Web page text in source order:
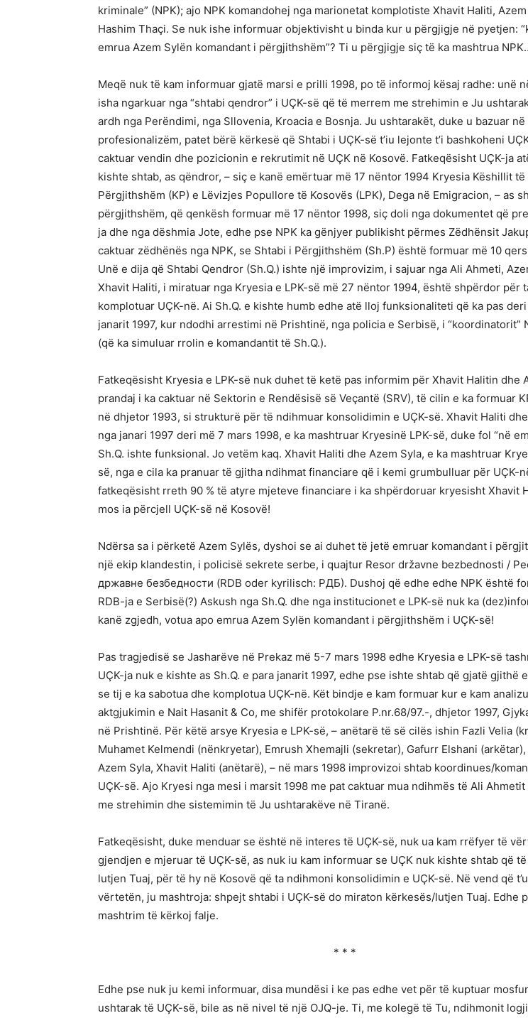
kriminale” (NPK); ajo NPK komandohej nga marionetat komplotiste Xhavit Haliti, Azem
Hashim Thaçi. Se nuk ishe informuar objektivisht u binda kur u përgjigje në pyetjen:
emrua Azem Sylën komandant i përgjithshëm”? Ti u përgjigje siç të ka mashtrua
Meqë nuk të kam informuar gjatë marsi e prilli 1998, po të informoj kësaj radhe: unë
isha ngarkuar nga “shtabi qendror” i UÇK-së që të merrem me strehimin e Ju
ardh nga Perëndimi, nga Sllovenia, Kroacia e Bosnja. Ju ushtarakët, duke u bazuar në
profesionalizëm, patet bërë kërkesë që Shtabi i UÇK-së t’iu lejonte t’i bashkoheni
caktuar vendin dhe pozicionin e rekrutimit në UÇK në Kosovë. Fatkeqësisht UÇK-ja
kishte shtab, as qëndror, – siç e kanë emërtuar më 17 nëntor 1994 Kryesia Këshillit të
Përgjithshëm (KP) e Lëvizjes Popullore të Kosovës (LPK), Dega në Emigracion, – as
përgjithshëm, që qenkësh formuar më 17 nëntor 1998, siç doli nga dokumentet që
ja dhe nga dëshmia Jote, edhe pse NPK ka gënjyer publikisht përmes Zëdhënsit
caktuar zëdhënës nga NPK, se Shtabi i Përgjithshëm (Sh.P) është formuar më 10
Unë e dija që Shtabi Qendror (Sh.Q.) ishte një improvizim, i sajuar nga Ali Ahmeti,
Xhavit Haliti, i miratuar nga Kryesia e LPK-së më 27 nëntor 1994, është shpërdor për
komplotuar UÇK-në. Ai Sh.Q. e kishte humb edhe atë lloj funksionaliteti që ka pas
janarit 1997, kur ndodhi arrestimi në Prishtinë, nga policia e Serbisë, i “koordinatorit”
(që ka simuluar rrolin e komandantit të Sh.Q.).
Fatkeqësisht Kryesia e LPK-së nuk duhet të ketë pas informim për Xhavit Halitin dhe
prandaj i ka caktuar në Sektorin e Rendësisë së Veçantë (SRV), të cilin e ka formuar
në dhjetor 1993, si strukturë për të ndihmuar konsolidimin e UÇK-së. Xhavit Haliti
nga janari 1997 deri më 7 mars 1998, e ka mashtruar Kryesinë LPK-së, duke fol “në
Sh.Q. ishte funksional. Jo vetëm kaq. Xhavit Haliti dhe Azem Syla, e ka mashtruar
së, nga e cila ka pranuar të gjitha ndihmat financiare që i kemi grumbulluar për UÇK-
fatkeqësisht rreth 90 % të atyre mjeteve financiare i ka shpërdoruar kryesisht Xhavit
mos ia përcjell UÇK-së në Kosovë!
Ndërsa sa i përketë Azem Sylës, dyshoi se ai duhet të jetë emruar komandant i
një ekip klandestin, i policisë sekrete serbe, i quajtur Resor državne bezbednosti /
државне безбедности (RDB oder kyrilisch: РДБ). Dushoj që edhe edhe NPK është
RDB-ja e Serbisë(?) Askush nga Sh.Q. dhe nga institucionet e LPK-së nuk ka
kanë zgjedh, votua apo emrua Azem Sylën komandant i përgjithshëm i UÇK-së!
Pas tragjedisë se Jasharëve në Prekaz më 5-7 mars 1998 edhe Kryesia e LPK-së
UÇK-ja nuk e kishte as Sh.Q. e para janarit 1997, edhe pse ishte shtab që gjatë gjithë
se tij e ka sabotua dhe komplotua UÇK-në. Kët bindje e kam formuar kur e kam
aktgjukimin e Nait Hasanit & Co, me shifër protokolare P.nr.68/97.-, dhjetor 1997,
në Prishtinë. Për këtë arsye Kryesia e LPK-së, – anëtarë të së cilës ishin Fazli Velia
Muhamet Kelmendi (nënkryetar), Emrush Xhemajli (sekretar), Gafurr Elshani
Azem Syla, Xhavit Haliti (anëtarë), – në mars 1998 improvizoi shtab koordinues/
UÇK-së. Ajo Kryesi nga mesi i marsit 1998 me pat caktuar mua ndihmës të Ali Ahmetit
me strehimin dhe sistemimin të Ju ushtarakëve në Tiranë.
Fatkeqësisht, duke menduar se është në interes të UÇK-së, nuk ua kam rrëfyer të
gjendjen e mjeruar të UÇK-së, as nuk iu kam informuar se UÇK nuk kishte shtab që
lutjen Tuaj, për të hy në Kosovë që ta ndihmoni konsolidimin e UÇK-së. Në vend që
vërtetën, ju mashtroja: shpejt shtabi i UÇK-së do miraton kërkesës/lutjen Tuaj. Edhe
mashtrim të kërkoj falje.
* * *
Edhe pse nuk ju kemi informuar, disa mundësi i ke pas edhe vet për të kuptuar
ushtarak të UÇK-së, bile as në nivel të një OJQ-je. Ti, me kolegë të Tu, ndihmonit